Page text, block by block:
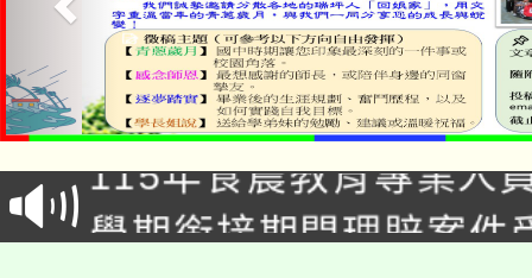
淨零綠生活教案入校路
會
程
學期銜接期間理賠案件